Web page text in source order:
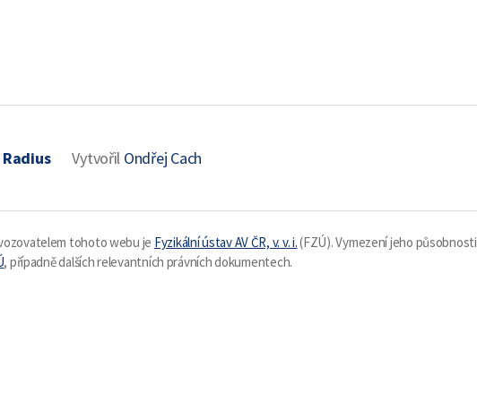
Vytvořil Ondřej Cach
tohoto webu je Fyzikální ústav AV ČR, v. v. i.(FZÚ). Vymezení jeho
, případně dalších relevantních právních dokumentech.